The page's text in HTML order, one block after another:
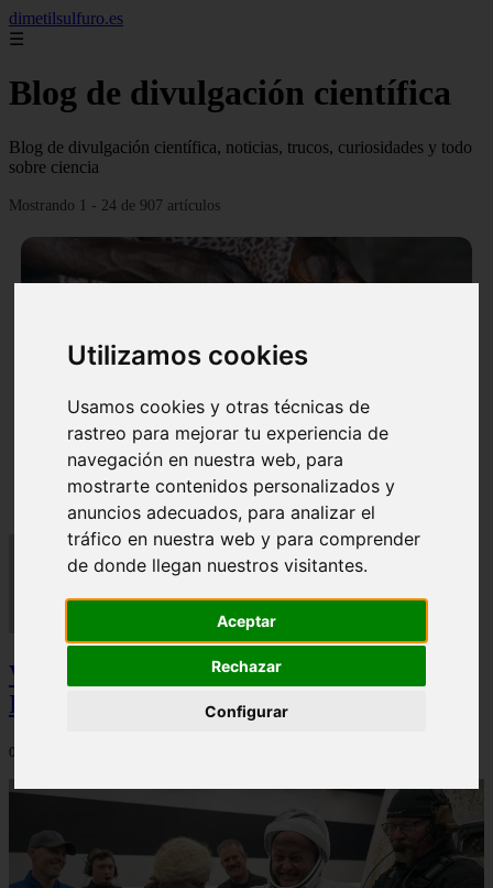
Utilizamos cookies
Usamos cookies y otras técnicas de
rastreo para mejorar tu experiencia de
navegación en nuestra web, para
mostrarte contenidos personalizados y
anuncios adecuados, para analizar el
tráfico en nuestra web y para comprender
de donde llegan nuestros visitantes.
Aceptar
Rechazar
Configurar
dimetilsulfuro.es
☰
Blog de divulgación científica
Blog de divulgación científica, noticias, trucos, curiosidades y todo
sobre ciencia
Mostrando 1 - 24 de 907 artículos
En África harán lo que parecía imposible: Utilizarán
moléculas de agua para cocinar sus alimentos
Video Advertencias desde la cúspide de la
IA: Hinton y el posible colapso social
06/03/2026